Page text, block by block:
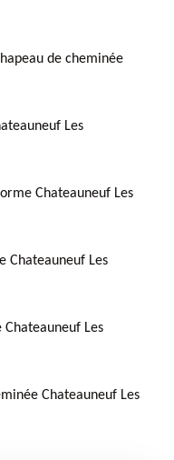
de cheminée
Les
Chateauneuf Les
Chateauneuf Les
Les
Chateauneuf Les